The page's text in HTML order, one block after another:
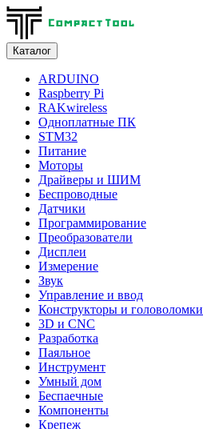
Каталог
ARDUINO
Raspberry Pi
RAKwireless
Одноплатные ПК
STM32
Питание
Моторы
Драйверы и ШИМ
Беспроводные
Датчики
Программирование
Преобразователи
Дисплеи
Измерение
Звук
Управление и ввод
Конструкторы и головоломки
3D и CNC
Разработка
Паяльное
Инструмент
Умный дом
Беспаечные
Компоненты
Крепеж